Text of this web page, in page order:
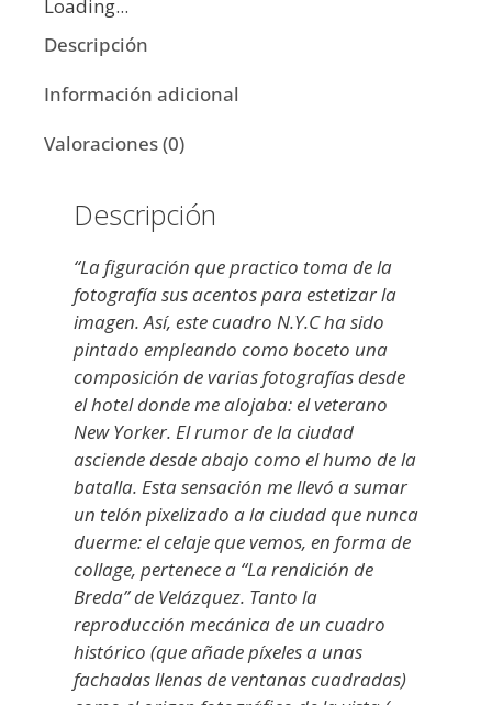
Loading...
Descripción
Información adicional
Valoraciones (0)
Descripción
“La figuración que practico toma de la
fotografía sus acentos para estetizar la
imagen. Así, este cuadro N.Y.C ha sido
pintado empleando como boceto una
composición de varias fotografías desde
el hotel donde me alojaba: el veterano
New Yorker. El rumor de la ciudad
asciende desde abajo como el humo de la
batalla. Esta sensación me llevó a sumar
un telón pixelizado a la ciudad que nunca
duerme: el celaje que vemos, en forma de
collage, pertenece a “La rendición de
Breda” de Velázquez. Tanto la
reproducción mecánica de un cuadro
histórico (que añade píxeles a unas
fachadas llenas de ventanas cuadradas)